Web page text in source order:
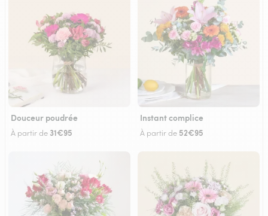
Douceur poudrée
À partir de 31€95
Instant complice
À partir de 52€95